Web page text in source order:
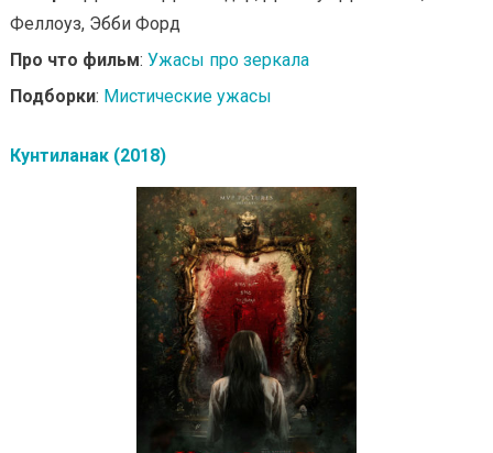
Феллоуз, Эбби Форд
Про что фильм: Ужасы про зеркала
Подборки: Мистические ужасы
Кунтиланак (2018)